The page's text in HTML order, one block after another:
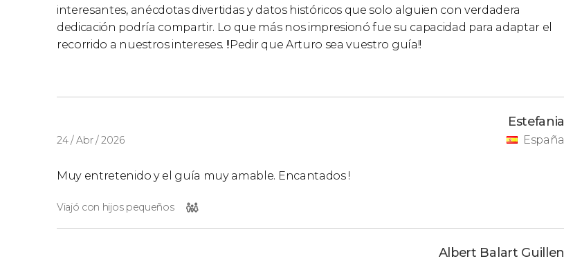
interesantes, anécdotas divertidas y datos históricos que solo alguien con verdadera
dedicación podría compartir. Lo que más nos impresionó fue su capacidad para adaptar el
recorrido a nuestros intereses. !!Pedir que Arturo sea vuestro guía!!
24 / Abr / 2026
Estefania
España
Muy entretenido y el guía muy amable. Encantados !
Viajó con hijos pequeños
Albert Balart Guillen